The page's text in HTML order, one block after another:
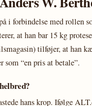
i forbindelse med rollen
at han bar 15 kg
tilføjer, at han
som “en pris at betale”.
hans krop. Ifølge